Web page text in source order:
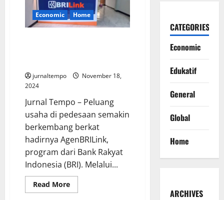
Global?
Ini
Kata
Teten
Economic Home
jurnaltempo
November 18,
2024
Jurnal Tempo – Peluang
usaha di pedesaan semakin
berkembang berkat
hadirnya AgenBRILink,
program dari Bank Rakyat
Indonesia (BRI). Melalui...
Read MoreRead
more
CATEGORIES
Economic
Edukatif
General
Global
Home
ARCHIVES